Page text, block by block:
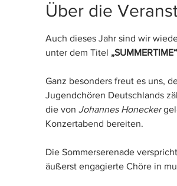
Über die
Auch dieses Jahr sind wir
unter dem Titel „SUMMERTIME“
Ganz besonders freut es uns,
Jugendchören Deutschlands
die von Johannes Honecker
Konzertabend bereiten.
Die Sommerserenade
äußerst engagierte Chöre in